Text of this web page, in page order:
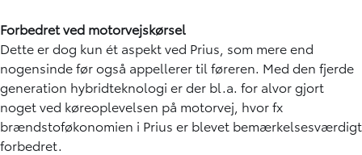
Forbedret ved motorvejskørsel
Dette er dog kun ét aspekt ved Prius, som mere end
nogensinde før også appellerer til føreren. Med den fjerde
generation hybridteknologi er der bl.a. for alvor gjort
noget ved køreoplevelsen på motorvej, hvor fx
brændstoføkonomien i Prius er blevet bemærkelsesværdigt
forbedret.